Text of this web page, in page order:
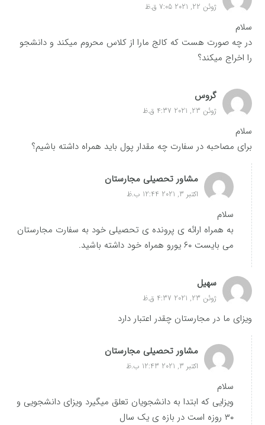
ژوئن 22, 2021 7:05 ق.ظ
سلام
در چه صورت هست که کالج مارا از کلاس محروم میکند و دانشجو
را اخراج میکند؟
گروس
ژوئن 23, 2021 4:37 ق.ظ
سلام
برای مصاحبه در سفارت چه مقدار پول باید همراه داشته باشیم؟
مشاور تحصیلی مجارستان
اکتبر 3, 2021 12:44 ب.ظ
سلام
به همراه ارائه ی پرونده ی تحصیلی خود به سفارت مجارستان
می بایست ۶۰ یورو همراه خود داشته باشید.
سهیل
ژوئن 23, 2021 4:37 ق.ظ
ویزای ما در مجارستان چقدر اعتبار دارد
مشاور تحصیلی مجارستان
اکتبر 3, 2021 12:43 ب.ظ
سلام
ویزایی که ابتدا به دانشجویان تعلق میگیرد ویزای دانشجویی و
۳۰ روزه است در بازه ی یک سال